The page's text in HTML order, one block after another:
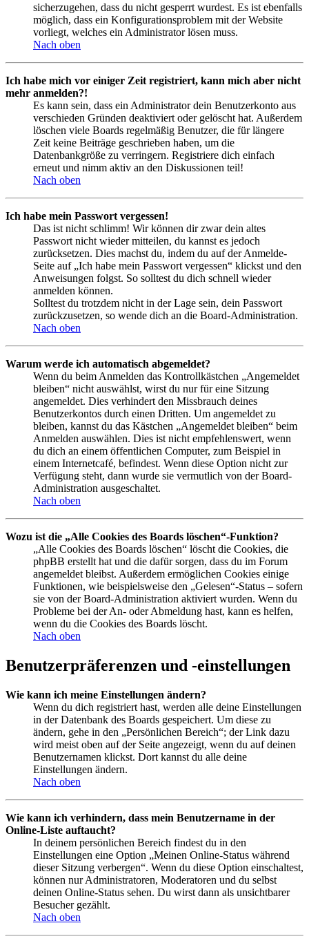
sicherzugehen, dass du nicht gesperrt wurdest. Es ist ebenfalls
möglich, dass ein Konfigurationsproblem mit der Website
vorliegt, welches ein Administrator lösen muss.
Nach oben
Ich habe mich vor einiger Zeit registriert, kann mich aber nicht
mehr anmelden?!
Es kann sein, dass ein Administrator dein Benutzerkonto aus
verschieden Gründen deaktiviert oder gelöscht hat. Außerdem
löschen viele Boards regelmäßig Benutzer, die für längere
Zeit keine Beiträge geschrieben haben, um die
Datenbankgröße zu verringern. Registriere dich einfach
erneut und nimm aktiv an den Diskussionen teil!
Nach oben
Ich habe mein Passwort vergessen!
Das ist nicht schlimm! Wir können dir zwar dein altes
Passwort nicht wieder mitteilen, du kannst es jedoch
zurücksetzen. Dies machst du, indem du auf der Anmelde-
Seite auf „Ich habe mein Passwort vergessen“ klickst und den
Anweisungen folgst. So solltest du dich schnell wieder
anmelden können.
Solltest du trotzdem nicht in der Lage sein, dein Passwort
zurückzusetzen, so wende dich an die Board-Administration.
Nach oben
Warum werde ich automatisch abgemeldet?
Wenn du beim Anmelden das Kontrollkästchen „Angemeldet
bleiben“ nicht auswählst, wirst du nur für eine Sitzung
angemeldet. Dies verhindert den Missbrauch deines
Benutzerkontos durch einen Dritten. Um angemeldet zu
bleiben, kannst du das Kästchen „Angemeldet bleiben“ beim
Anmelden auswählen. Dies ist nicht empfehlenswert, wenn
du dich an einem öffentlichen Computer, zum Beispiel in
einem Internetcafé, befindest. Wenn diese Option nicht zur
Verfügung steht, dann wurde sie vermutlich von der Board-
Administration ausgeschaltet.
Nach oben
Wozu ist die „Alle Cookies des Boards löschen“-Funktion?
„Alle Cookies des Boards löschen“ löscht die Cookies, die
phpBB erstellt hat und die dafür sorgen, dass du im Forum
angemeldet bleibst. Außerdem ermöglichen Cookies einige
Funktionen, wie beispielsweise den „Gelesen“-Status – sofern
sie von der Board-Administration aktiviert wurden. Wenn du
Probleme bei der An- oder Abmeldung hast, kann es helfen,
wenn du die Cookies des Boards löscht.
Nach oben
Benutzerpräferenzen und -einstellungen
Wie kann ich meine Einstellungen ändern?
Wenn du dich registriert hast, werden alle deine Einstellungen
in der Datenbank des Boards gespeichert. Um diese zu
ändern, gehe in den „Persönlichen Bereich“; der Link dazu
wird meist oben auf der Seite angezeigt, wenn du auf deinen
Benutzernamen klickst. Dort kannst du alle deine
Einstellungen ändern.
Nach oben
Wie kann ich verhindern, dass mein Benutzername in der
Online-Liste auftaucht?
In deinem persönlichen Bereich findest du in den
Einstellungen eine Option „Meinen Online-Status während
dieser Sitzung verbergen“. Wenn du diese Option einschaltest,
können nur Administratoren, Moderatoren und du selbst
deinen Online-Status sehen. Du wirst dann als unsichtbarer
Besucher gezählt.
Nach oben